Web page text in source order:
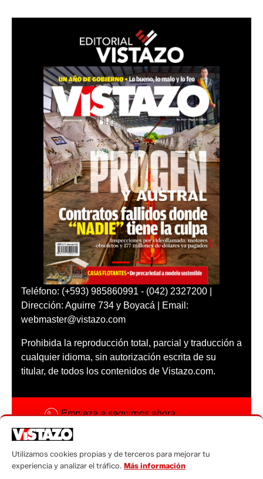
Teléfono: (+593) 985860991 - (042) 2327200 |
Dirección: Aguirre 734 y Boyacá | Email:
webmaster@vistazo.com
Prohibida la reproducción total, parcial y traducción a
cualquier idioma, sin autorización escrita de su
titular, de todos los contenidos de Vistazo.com.
Empieza a seguirnos ahora
Código ética
Utilizamos cookies propias y de terceros para mejorar tu
experiencia y analizar el tráfico. Más información